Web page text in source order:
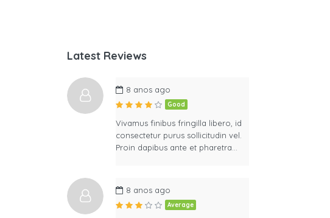
Latest Reviews
8 anos ago
Good
Vivamus finibus fringilla libero, id
consectetur purus sollicitudin vel.
Proin dapibus ante et pharetra…
8 anos ago
Average